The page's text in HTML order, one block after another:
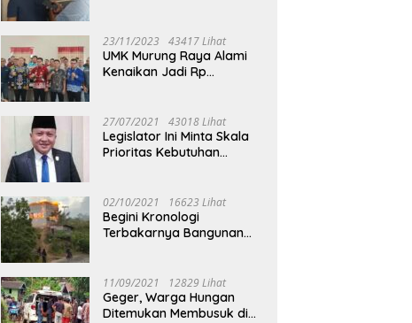
23/11/2023 43417 Lihat
UMK Murung Raya Alami
Kenaikan Jadi Rp
27/07/2021 43018 Lihat
Legislator Ini Minta Skala
Prioritas Kebutuhan
02/10/2021 16623 Lihat
Begini Kronologi
Terbakarnya Bangunan
11/09/2021 12829 Lihat
Geger, Warga Hungan
Ditemukan Membusuk di